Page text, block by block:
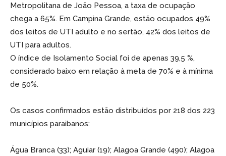
Metropolitana de João Pessoa, a taxa de ocupação
chega a 65%. Em Campina Grande, estão ocupados 49%
dos leitos de UTI adulto e no sertão, 42% dos leitos de
UTI para adultos.
O índice de Isolamento Social foi de apenas 39,5 %,
considerado baixo em relação à meta de 70% e à mínima
de 50%.
Os casos confirmados estão distribuídos por 218 dos 223
municípios paraibanos:
Água Branca (33); Aguiar (19); Alagoa Grande (490); Alagoa